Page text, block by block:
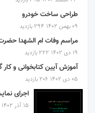
طراحی ساخت خودرو
۰۹ بهمن ۱۴۰۲ 294 بازدید
مراسم وفات ام الشهدا حضرت
۱۹ دی ۱۴۰۲ 222 بازدید
آموزش آیین کتابخوانی و
۰۵ دی ۱۴۰۲ 206 بازدید
اجرای
۱۵ آذر ۱۴۰۲